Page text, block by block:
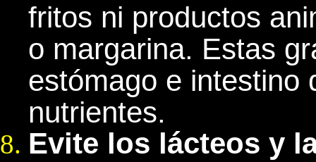
fritos ni productos
o margarina. Estas
estómago e intestino
nutrientes.
Evite los lácteos y